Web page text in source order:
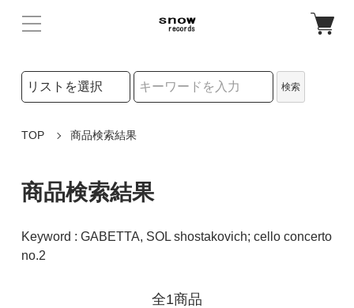
検索リストの選択
検索
TOP 商品検索結果
商品検索結果
Keyword : GABETTA, SOL shostakovich; cello concerto
no.2
全1商品